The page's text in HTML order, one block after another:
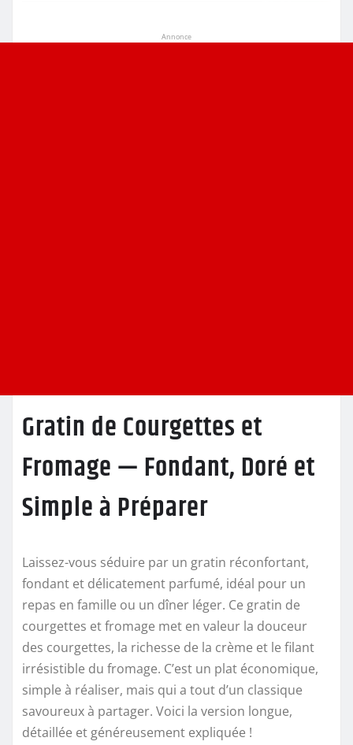
Annonce
Gratin de Courgettes et
Fromage — Fondant, Doré et
Simple à Préparer
Laissez-vous séduire par un gratin réconfortant,
fondant et délicatement parfumé, idéal pour un
repas en famille ou un dîner léger. Ce gratin de
courgettes et fromage met en valeur la douceur
des courgettes, la richesse de la crème et le filant
irrésistible du fromage. C’est un plat économique,
simple à réaliser, mais qui a tout d’un classique
savoureux à partager. Voici la version longue,
détaillée et généreusement expliquée !